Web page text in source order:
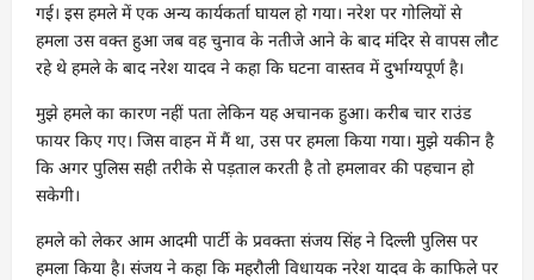
गई। इस हमले में एक अन्य कार्यकर्ता घायल हो गया। नरेश पर गोलियों से
हमला उस वक्त हुआ जब वह चुनाव के नतीजे आने के बाद मंदिर से वापस लौट
रहे थे हमले के बाद नरेश यादव ने कहा कि घटना वास्तव में दुर्भाग्यपूर्ण है।
मुझे हमले का कारण नहीं पता लेकिन यह अचानक हुआ। करीब चार राउंड
फायर किए गए। जिस वाहन में मैं था, उस पर हमला किया गया। मुझे यकीन है
कि अगर पुलिस सही तरीके से पड़ताल करती है तो हमलावर की पहचान हो
सकेगी।
हमले को लेकर आम आदमी पार्टी के प्रवक्ता संजय सिंह ने दिल्ली पुलिस पर
हमला किया है। संजय ने कहा कि महरौली विधायक नरेश यादव के काफिले पर